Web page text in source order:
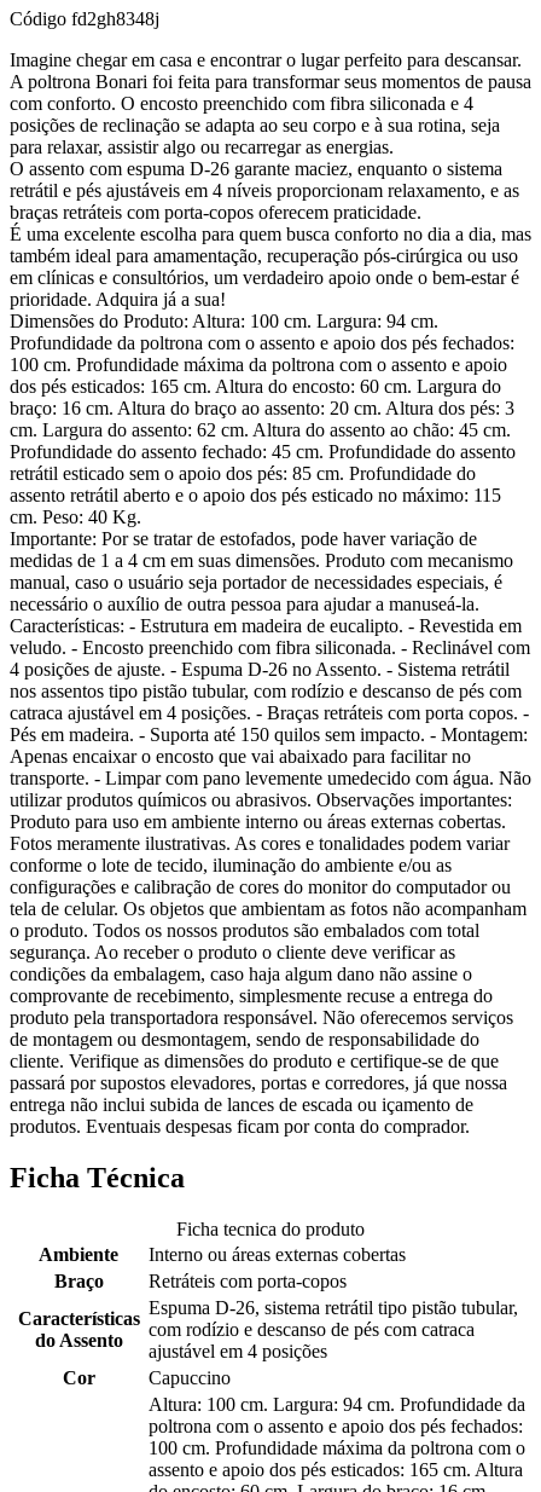
Código fd2gh8348j
Imagine chegar em casa e encontrar o lugar perfeito para descansar.
A poltrona Bonari foi feita para transformar seus momentos de pausa
com conforto. O encosto preenchido com fibra siliconada e 4
posições de reclinação se adapta ao seu corpo e à sua rotina, seja
para relaxar, assistir algo ou recarregar as energias.
O assento com espuma D-26 garante maciez, enquanto o sistema
retrátil e pés ajustáveis em 4 níveis proporcionam relaxamento, e as
braças retráteis com porta-copos oferecem praticidade.
É uma excelente escolha para quem busca conforto no dia a dia, mas
também ideal para amamentação, recuperação pós-cirúrgica ou uso
em clínicas e consultórios, um verdadeiro apoio onde o bem-estar é
prioridade. Adquira já a sua!
Dimensões do Produto: Altura: 100 cm. Largura: 94 cm.
Profundidade da poltrona com o assento e apoio dos pés fechados:
100 cm. Profundidade máxima da poltrona com o assento e apoio
dos pés esticados: 165 cm. Altura do encosto: 60 cm. Largura do
braço: 16 cm. Altura do braço ao assento: 20 cm. Altura dos pés: 3
cm. Largura do assento: 62 cm. Altura do assento ao chão: 45 cm.
Profundidade do assento fechado: 45 cm. Profundidade do assento
retrátil esticado sem o apoio dos pés: 85 cm. Profundidade do
assento retrátil aberto e o apoio dos pés esticado no máximo: 115
cm. Peso: 40 Kg.
Importante: Por se tratar de estofados, pode haver variação de
medidas de 1 a 4 cm em suas dimensões. Produto com mecanismo
manual, caso o usuário seja portador de necessidades especiais, é
necessário o auxílio de outra pessoa para ajudar a manuseá-la.
Características: - Estrutura em madeira de eucalipto. - Revestida em
veludo. - Encosto preenchido com fibra siliconada. - Reclinável com
4 posições de ajuste. - Espuma D-26 no Assento. - Sistema retrátil
nos assentos tipo pistão tubular, com rodízio e descanso de pés com
catraca ajustável em 4 posições. - Braças retráteis com porta copos. -
Pés em madeira. - Suporta até 150 quilos sem impacto. - Montagem:
Apenas encaixar o encosto que vai abaixado para facilitar no
transporte. - Limpar com pano levemente umedecido com água. Não
utilizar produtos químicos ou abrasivos. Observações importantes:
Produto para uso em ambiente interno ou áreas externas cobertas.
Fotos meramente ilustrativas. As cores e tonalidades podem variar
conforme o lote de tecido, iluminação do ambiente e/ou as
configurações e calibração de cores do monitor do computador ou
tela de celular. Os objetos que ambientam as fotos não acompanham
o produto. Todos os nossos produtos são embalados com total
segurança. Ao receber o produto o cliente deve verificar as
condições da embalagem, caso haja algum dano não assine o
comprovante de recebimento, simplesmente recuse a entrega do
produto pela transportadora responsável. Não oferecemos serviços
de montagem ou desmontagem, sendo de responsabilidade do
cliente. Verifique as dimensões do produto e certifique-se de que
passará por supostos elevadores, portas e corredores, já que nossa
entrega não inclui subida de lances de escada ou içamento de
produtos. Eventuais despesas ficam por conta do comprador.
Ficha Técnica
Ficha tecnica do produto
Ambiente
Interno ou áreas externas cobertas
Braço
Retráteis com porta-copos
Características
do Assento
Espuma D-26, sistema retrátil tipo pistão tubular,
com rodízio e descanso de pés com catraca
ajustável em 4 posições
Cor
Capuccino
Altura: 100 cm. Largura: 94 cm. Profundidade da
poltrona com o assento e apoio dos pés fechados:
100 cm. Profundidade máxima da poltrona com o
assento e apoio dos pés esticados: 165 cm. Altura